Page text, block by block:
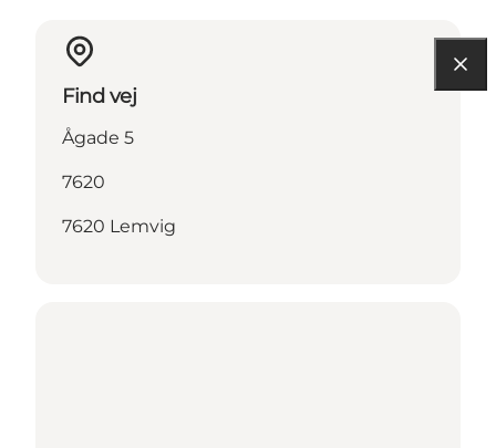
Find vej
Ågade 5
7620
7620 Lemvig